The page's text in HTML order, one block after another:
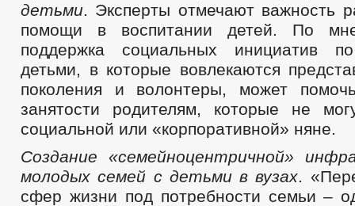
детьми. Эксперты отмечают важность
помощи в воспитании детей. По
поддержка социальных инициатив
детьми, в которые вовлекаются
поколения и волонтеры, может
занятости родителям, которые не
социальной или «корпоративной» няне.
Создание «семейноцентричной»
молодых семей с детьми в вузах.
сфер жизни под потребности семьи –